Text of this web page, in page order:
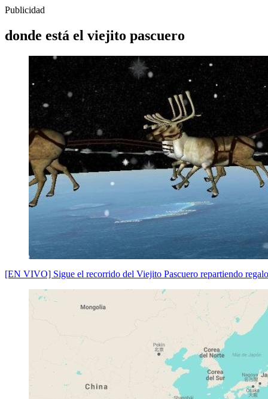
Publicidad
donde está el viejito pascuero
[EN VIVO] Sigue el recorrido del Viejito Pascuero repartiendo